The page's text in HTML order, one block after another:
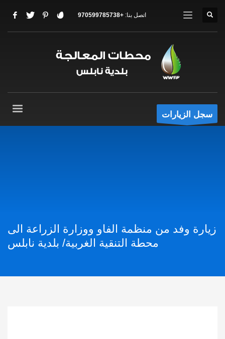
اتصل بنا: +970599785738
سجل الزيارات
زيارة وفد من منظمة الفاو ووزارة الزراعة الى
محطة التنقية الغربية/ بلدية نابلس